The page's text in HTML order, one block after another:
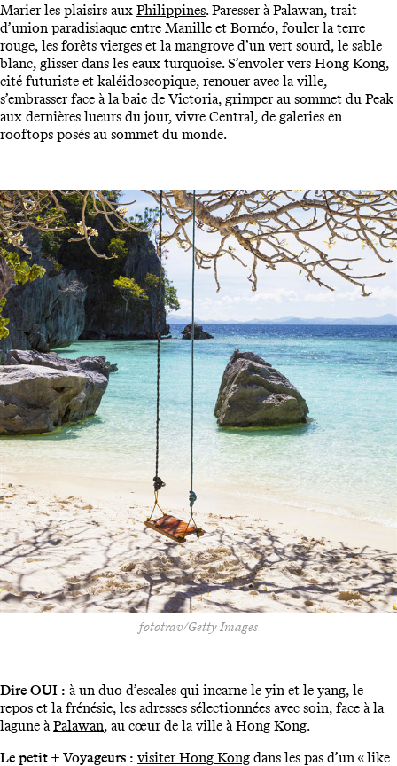
Marier les plaisirs aux Philippines. Paresser à Palawan, trait
d’union paradisiaque entre Manille et Bornéo, fouler la terre
rouge, les forêts vierges et la mangrove d’un vert sourd, le sable
blanc, glisser dans les eaux turquoise. S’envoler vers Hong Kong,
cité futuriste et kaléidoscopique, renouer avec la ville,
s’embrasser face à la baie de Victoria, grimper au sommet du Peak
aux dernières lueurs du jour, vivre Central, de galeries en
rooftops posés au sommet du monde.
fototrav/Getty Images
Dire OUI : à un duo d’escales qui incarne le yin et le yang, le
repos et la frénésie, les adresses sélectionnées avec soin, face à la
lagune à Palawan, au cœur de la ville à Hong Kong.
Le petit + Voyageurs : visiter Hong Kong dans les pas d’un « like